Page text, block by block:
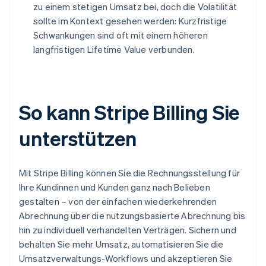
zu einem stetigen Umsatz bei, doch die Volatilität
sollte im Kontext gesehen werden: Kurzfristige
Schwankungen sind oft mit einem höheren
langfristigen Lifetime Value verbunden.
So kann Stripe Billing Sie
unterstützen
Mit Stripe Billing können Sie die Rechnungsstellung für
Ihre Kundinnen und Kunden ganz nach Belieben
gestalten – von der einfachen wiederkehrenden
Abrechnung über die nutzungsbasierte Abrechnung bis
hin zu individuell verhandelten Verträgen. Sichern und
behalten Sie mehr Umsatz, automatisieren Sie die
Umsatzverwaltungs-Workflows und akzeptieren Sie